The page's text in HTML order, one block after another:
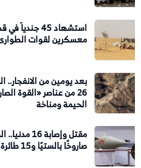
استشهاد 45
معسكرين لقوات
بعد يومين من
26 من عناصر «القوة
الحيمة ومناخة
صاروخًا بالستيًا و15 طائرة مسيرة على مأرب